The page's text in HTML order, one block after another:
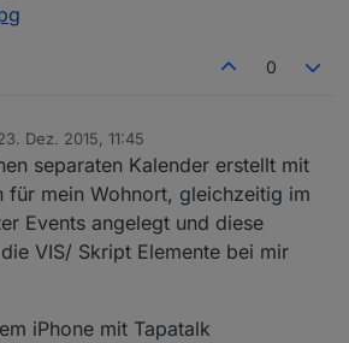
0
Dez. 2015, 11:45
von
separaten Kalender erstellt mit
für mein Wohnort, gleichzeitig im
Events angelegt und diese
VIS/ Skript Elemente bei mir
iPhone mit Tapatalk